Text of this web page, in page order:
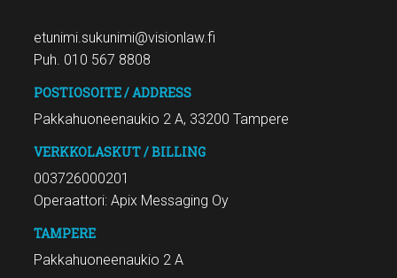
etunimi.sukunimi@visionlaw.fi
Puh. 010 567 8808
POSTIOSOITE / ADDRESS
Pakkahuoneenaukio 2 A, 33200 Tampere
VERKKOLASKUT / BILLING
003726000201
Operaattori: Apix Messaging Oy
TAMPERE
Pakkahuoneenaukio 2 A